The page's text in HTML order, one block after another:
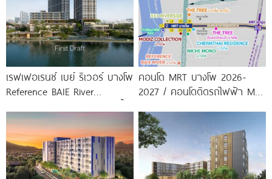
เรฟเฟอเรนซ์ เบย์ ริเวอร์ บางโพ
Reference BAIE River
จาก
คอนโด MRT บางโพ 2026-
2027 / คอนโดติดรถไฟฟ้า MRT